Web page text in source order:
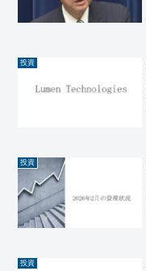
投資
投資
投資